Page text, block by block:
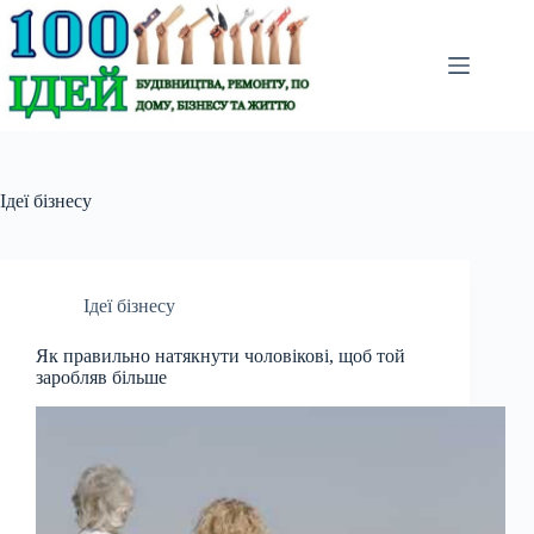
Перейти
до
вмісту
Ідеї бізнесу
Ідеї бізнесу
Як правильно натякнути чоловікові, щоб той
заробляв більше